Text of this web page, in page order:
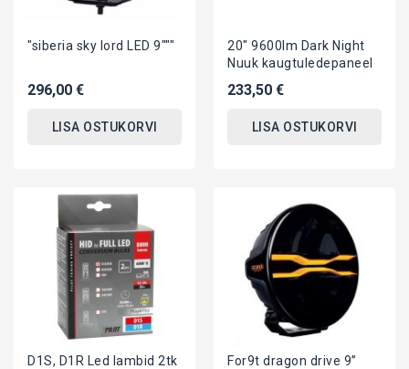
"siberia sky lord LED 9"""
296,00 €
LISA OSTUKORVI
20" 9600lm Dark Night
Nuuk kaugtuledepaneel
233,50 €
LISA OSTUKORVI
D1S, D1R Led lambid 2tk
For9t dragon drive 9”